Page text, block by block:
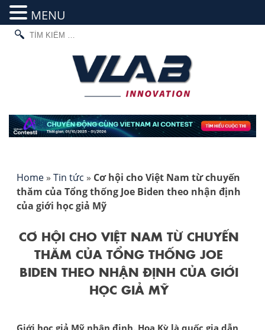
Skip
TÌM
KIẾM
Home » Tin tức » Cơ hội cho Việt Nam từ chuyến
thăm của Tổng thống Joe Biden theo nhận định
của giới học giả Mỹ
CƠ HỘI CHO VIỆT NAM TỪ CHUYẾN
THĂM CỦA TỔNG THỐNG JOE
BIDEN THEO NHẬN ĐỊNH CỦA GIỚI
HỌC GIẢ MỸ
Giới học giả Mỹ nhận định, Hoa Kỳ là quốc gia dẫn
MENU